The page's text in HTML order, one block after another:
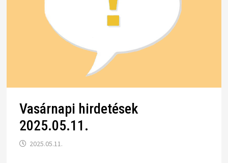
Vasárnapi hirdetések
2025.05.11.
2025.05.11.